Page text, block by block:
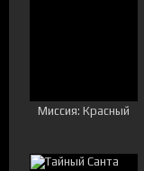
Миссия: Красный